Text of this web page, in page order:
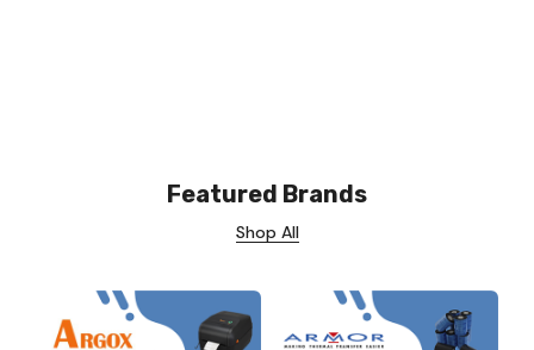
Featured Brands
Shop All